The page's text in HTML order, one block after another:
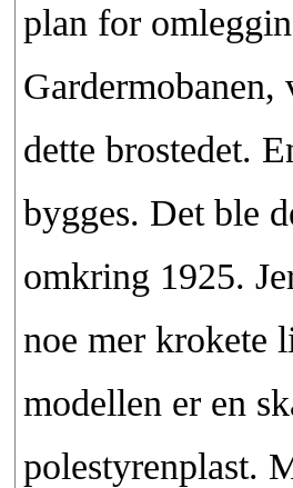
plan for
dette brostedet.
bygges. Det ble
omkring 1925.
noe mer krokete
modellen er en
polestyrenplast.